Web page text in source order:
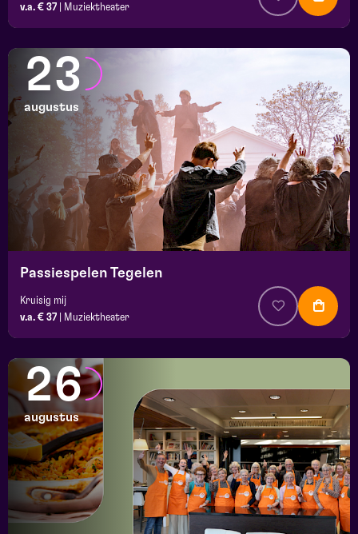
v.a. € 37
Muziektheater
23
augustus
Passiespelen Tegelen
Kruisig mij
v.a. € 37
Muziektheater
26
augustus